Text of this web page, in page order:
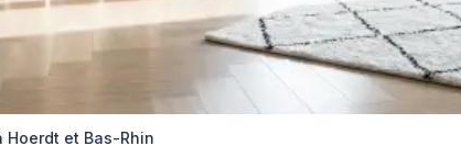
Hoerdt et Bas-Rhin